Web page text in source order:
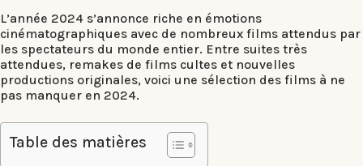
L’année 2024 s’annonce riche en émotions
cinématographiques avec de nombreux films attendus par
les spectateurs du monde entier. Entre suites très
attendues, remakes de films cultes et nouvelles
productions originales, voici une sélection des films à ne
pas manquer en 2024.
Table des matières